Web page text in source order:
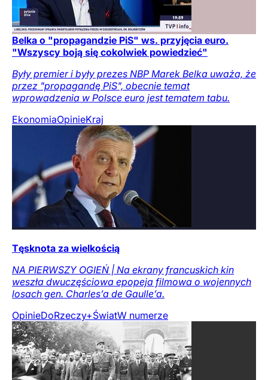
Belka o "propagandzie PiS" ws. przyjęcia euro.
"Wszyscy boją się cokolwiek powiedzieć"
Były premier i były prezes NBP Marek Belka uważa, że
przez "propagandę PiS", obecnie temat
wprowadzenia w Polsce euro jest tematem tabu.
EkonomiaOpinieKraj
Tęsknota za wielkością
NA PIERWSZY OGIEŃ | Na ekrany francuskich kin
weszła dwuczęściowa epopeja filmowa o wojennych
losach gen. Charles’a de Gaulle’a.
OpinieDoRzeczy+ŚwiatW numerze